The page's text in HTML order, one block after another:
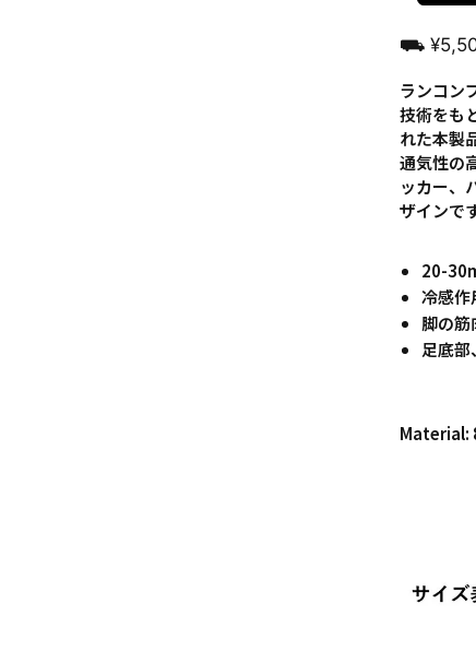
⛟
ランコン
技術をも
れた本製
通気性の
ッカー、
ザインで
20-
冷感作
脚の筋
足底
Material: